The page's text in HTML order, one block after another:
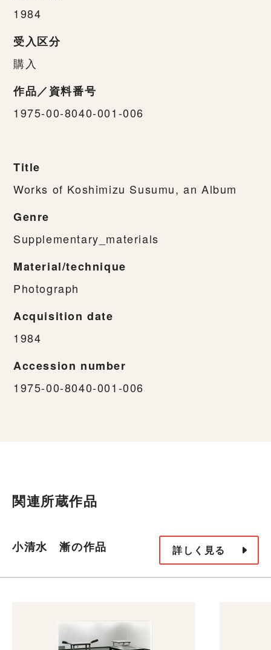
1984
受入区分
購入
作品／資料番号
1975-00-8040-001-006
Title
Works of Koshimizu Susumu, an Album
Genre
Supplementary_materials
Material/technique
Photograph
Acquisition date
1984
Accession number
1975-00-8040-001-006
関連所蔵作品
小清水 漸の作品 詳しく見る